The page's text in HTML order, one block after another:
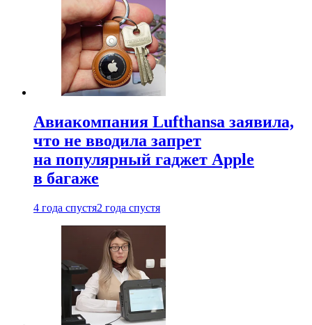
Авиакомпания Lufthansa заявила,
что не вводила запрет
на популярный гаджет Apple
в багаже
4 года спустя2 года спустя